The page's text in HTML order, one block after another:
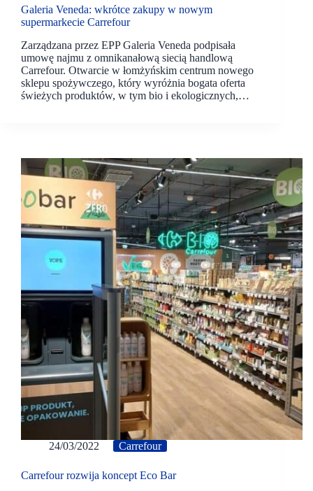
Galeria Veneda: wkrótce zakupy w nowym
supermarkecie Carrefour
Zarządzana przez EPP Galeria Veneda podpisała
umowę najmu z omnikanałową siecią handlową
Carrefour. Otwarcie w łomżyńskim centrum nowego
sklepu spożywczego, który wyróżnia bogata oferta
świeżych produktów, w tym bio i ekologicznych,…
24/03/2022 Carrefour
Carrefour rozwija koncept Eco Bar